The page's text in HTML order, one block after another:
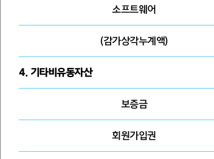
소프트웨어
(감가상각누계액)
4. 기타비유동자산
보증금
회원가입권